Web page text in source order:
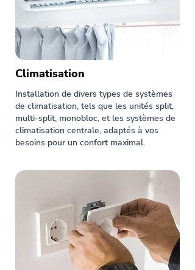
Climatisation
Installation de divers types de systèmes
de climatisation, tels que les unités split,
multi-split, monobloc, et les systèmes de
climatisation centrale, adaptés à vos
besoins pour un confort maximal.